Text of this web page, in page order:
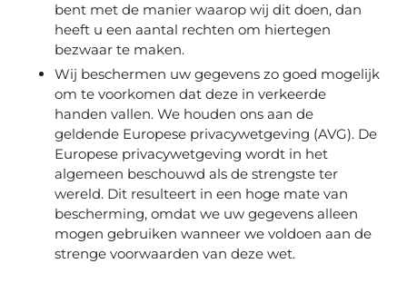
bent met de manier waarop wij dit doen, dan
heeft u een aantal rechten om hiertegen
bezwaar te maken.
Wij beschermen uw gegevens zo goed mogelijk
om te voorkomen dat deze in verkeerde
handen vallen. We houden ons aan de
geldende Europese privacywetgeving (AVG). De
Europese privacywetgeving wordt in het
algemeen beschouwd als de strengste ter
wereld. Dit resulteert in een hoge mate van
bescherming, omdat we uw gegevens alleen
mogen gebruiken wanneer we voldoen aan de
strenge voorwaarden van deze wet.